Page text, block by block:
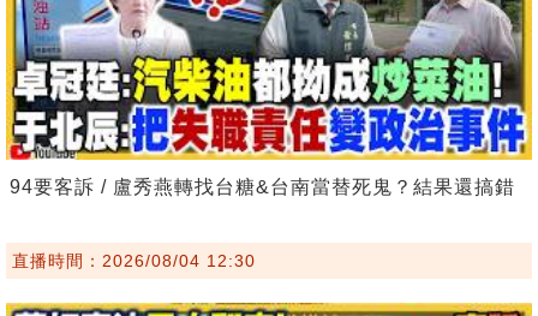
94要客訴 / 盧秀燕轉找台糖&台南當替死鬼？結果還搞錯
直播時間：2026/08/04 12:30